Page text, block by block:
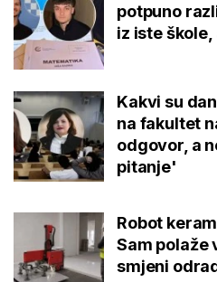
potpuno
iz iste
Kakvi su
na fakultet
odgovor, a
pitanje'
Robot
Sam polaže
smjeni